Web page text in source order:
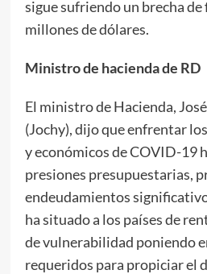
sigue sufriendo un brecha
millones de dólares.
Ministro de hacienda de RD
El ministro de Hacienda,
(Jochy), dijo que enfrentar
y económicos de COVID-19
presiones presupuestarias,
endeudamientos
ha situado a los países de
de vulnerabilidad poniendo
requeridos para propiciar el